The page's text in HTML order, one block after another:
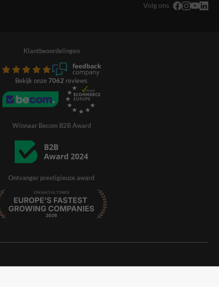
Volg ons
Klantbeoordelingen
Bekijk onze 7062 reviews
Winnaar Becom B2B Award
Ontvanger prestigieuze award